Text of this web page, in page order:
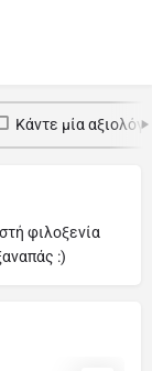
Κάντε μία
φιλοξενία
:)